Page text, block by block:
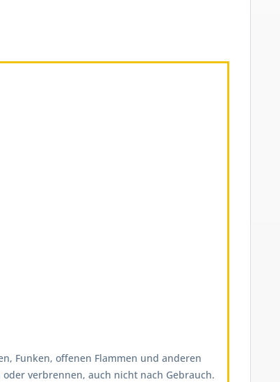
Funken, offenen Flammen und anderen
verbrennen, auch nicht nach Gebrauch.